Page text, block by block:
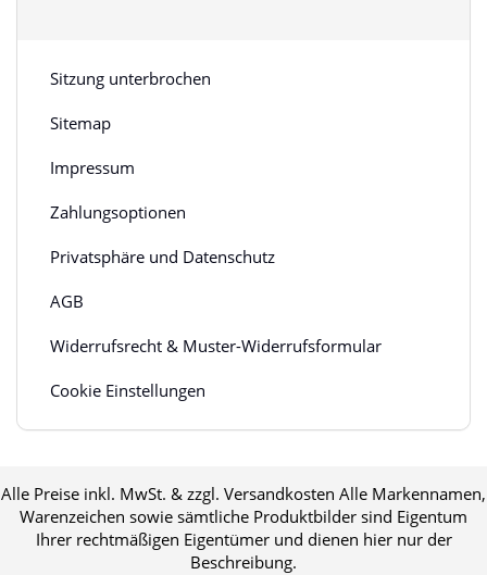
Sitzung unterbrochen
Sitemap
Impressum
Zahlungsoptionen
Privatsphäre und Datenschutz
AGB
Widerrufsrecht & Muster-Widerrufsformular
Cookie Einstellungen
Alle Preise inkl. MwSt. & zzgl. Versandkosten Alle Markennamen,
Warenzeichen sowie sämtliche Produktbilder sind Eigentum
Ihrer rechtmäßigen Eigentümer und dienen hier nur der
Beschreibung.